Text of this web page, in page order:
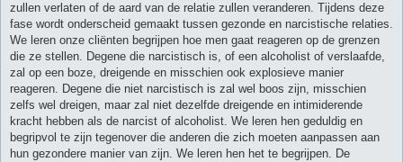
zullen verlaten of de aard van de relatie zullen veranderen. Tijdens deze
fase wordt onderscheid gemaakt tussen gezonde en narcistische relaties.
We leren onze cliënten begrijpen hoe men gaat reageren op de grenzen
die ze stellen. Degene die narcistisch is, of een alcoholist of verslaafde,
zal op een boze, dreigende en misschien ook explosieve manier
reageren. Degene die niet narcistisch is zal wel boos zijn, misschien
zelfs wel dreigen, maar zal niet dezelfde dreigende en intimiderende
kracht hebben als de narcist of alcoholist. We leren hen geduldig en
begripvol te zijn tegenover die anderen die zich moeten aanpassen aan
hun gezondere manier van zijn. We leren hen het te begrijpen. De